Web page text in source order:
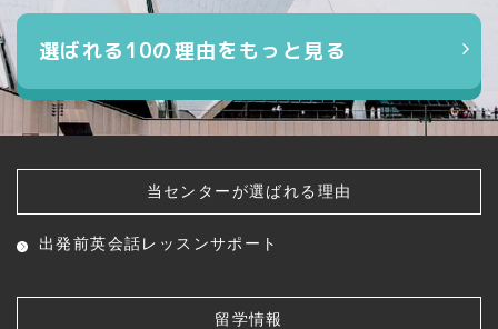
選ばれる10の理由をもっと見る
当センターが選ばれる理由
出発前英会話レッスンサポート
留学情報